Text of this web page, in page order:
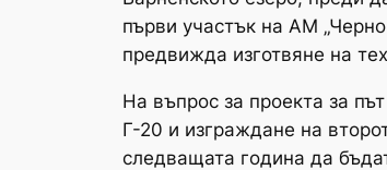
първи участък на АМ
предвижда изготвяне на
На въпрос за проекта за
Г-20 и изграждане на
следващата година да